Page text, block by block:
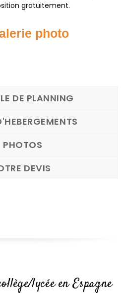
gratuitement.
photo
DE PLANNING
PHOTOS
DEVIS
lycée en Espagne